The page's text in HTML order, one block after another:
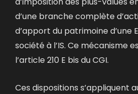
d’une branche complète
d’apport du patrimoine d’une
société à l’IS. Ce mécanisme
l’article 210 E bis du CGI.
Ces dispositions s’appliquent